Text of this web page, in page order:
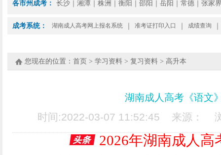
各市州成考： 长沙 湘潭 株洲 衡阳 邵阳 岳阳 常德 张家
成考系统： 湖南成人高考网上报名系统 准考证打印入口 成绩查询
您现在的位置： 首页 > 学习资料 > 复习资料 > 高升本
湖南成人高考《语文
时间:2022-03-07 11:52:45 来源：
2026年湖南成人高